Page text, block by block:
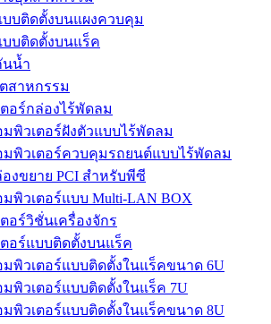
บติดตั้งบนแผงควบคุม
บติดตั้งบนแร็ค
นน้ำ
สาหกรรม
อร์กล่องไร้พัดลม
มพิวเตอร์ฝังตัวแบบไร้พัดลม
มพิวเตอร์ควบคุมรถยนต์แบบไร้พัดลม
งขยาย PCI สำหรับพีซี
พิวเตอร์แบบ Multi-LAN BOX
อร์วิชั่นเครื่องจักร
อร์แบบติดตั้งบนแร็ค
มพิวเตอร์แบบติดตั้งในแร็คขนาด 6U
มพิวเตอร์แบบติดตั้งในแร็ค 7U
มพิวเตอร์แบบติดตั้งในแร็คขนาด 8U